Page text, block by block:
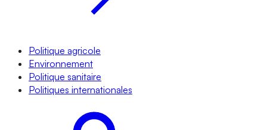
Politique agricole
Environnement
Politique sanitaire
Politiques internationales